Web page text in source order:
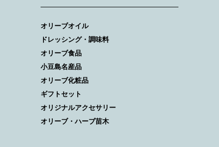
オリーブオイル
ドレッシング・調味料
オリーブ食品
小豆島名産品
オリーブ化粧品
ギフトセット
オリジナルアクセサリー
オリーブ・ハーブ苗木